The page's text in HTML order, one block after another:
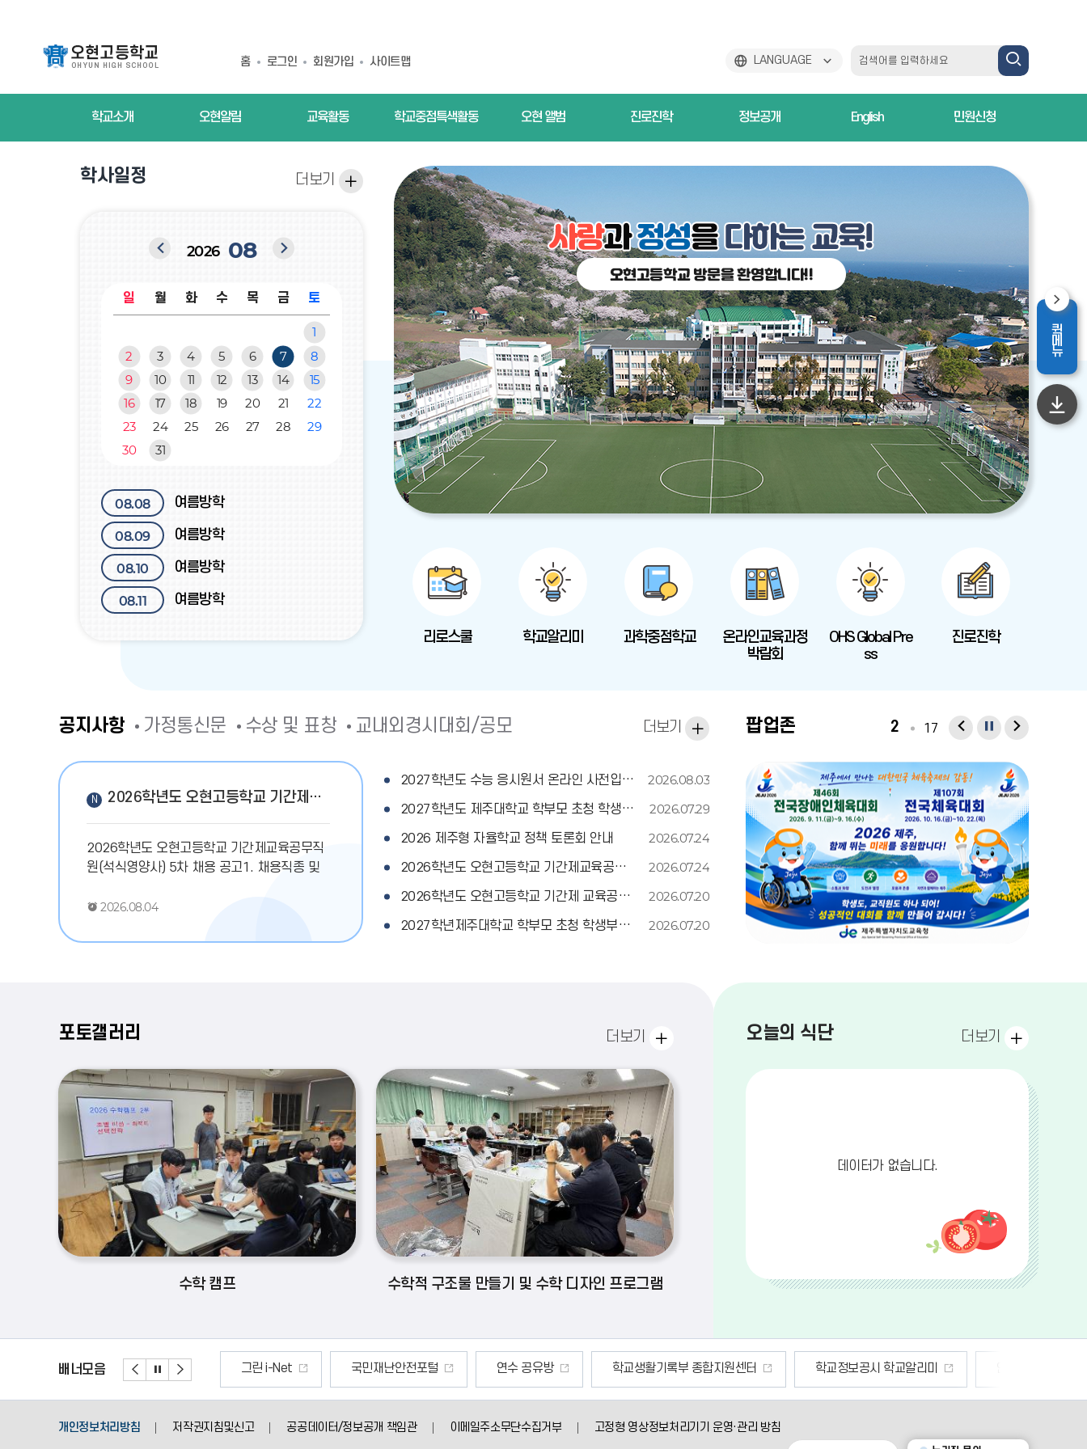
홈 로그인 회원가입 사이트맵 LANGUAGE
검
색
학교소개 오현알림 교육활동 학교중점특색활동 오현 앨범 진로진학 정보공개 English 민원신청
학사일정
이
달
2026 08
다
달
더
월,
화,
수,
목,
금,
일 월 화 수 목 금 토
1
2
3 4 5 6 7
8
9
10 11 12 13 14
15
16
17 18 19 20 21
22
23
24 25 26 27 28
29
30
31
08.01 여름방학
여름방학
08.03
여름방학
여름방학
08.05
08.06 여름방학
08.06 여름 방과후학교
08.08 여름방학
08.09 여름방학
08.10 여름방학
08.11 여름방학
08.15 여름방학
08.15 광복절
08.16 여름방학
08.17 대체휴일
08.17 여름방학
일
더보기
리로스쿨 학교알리미 과학중점학교
온라인교육과정
박람회
OHS Global Pre
ss
진로진학
공지사항 가정통신문 수상 및 표창 교내외경시대회/공모
2026학년도 오현고등학교 기간제교육공무직원(석식영양사) 5차 채용 공고
2026학년도 오현고등학교 기간제교육공무직
원(석식영양사) 5차 채용 공고1. 채용직종 및
채용일~2026.10.293. 원서 접수기간: 2026.
오현고등학교 행정실 (직접 방문 제출)※ 자세
2026.08.04
2027학년도 수능 응시원서 온라인 사전입력 시범운영 참여 안내 2026.08.03
2027학년도 제주대학교 학부모 초청 학생부종합전형 특강 운영 재안내 2026.07.29
2026 제주형 자율학교 정책 토론회 안내 2026.07.24
2026학년도 오현고등학교 기간제교육공무직원(석식영양사) 4차 채용 공고 2026.07.24
2026학년도 오현고등학교 기간제 교육공무직원(석식영양사) 3차 채용 공고 2026.07.20
2027학년제주대학교 학부모 초청 학생부종합전형 특강 운영 안내 2026.07.20
공
항
더보기 팝업존 2 17
팝
존
이
전
팝
존
정
지
팝
존
다
음
포토갤러리
수학 캠프 수학적 구조물 만들기 및 수학 디자인 프로그램
갤
리
더보기 오늘의 식단
데이터가 없습니다.
오
의
더보기
배너모음
배
배
지
배
디지털 성범죄 피해신고 그린 i-Net 국민재난안전포털 연수 공유방 학교생활기록부 종합지원센터 학교정보공시 학교알리미 안전신문고
퀵메뉴퀵메뉴영역
하
개인정보처리방침 저작권지침및신고 공공데이터/정보공개 책임관 이메일주소무단수집거부 고정형 영상정보처리기기 운영·관리 방침